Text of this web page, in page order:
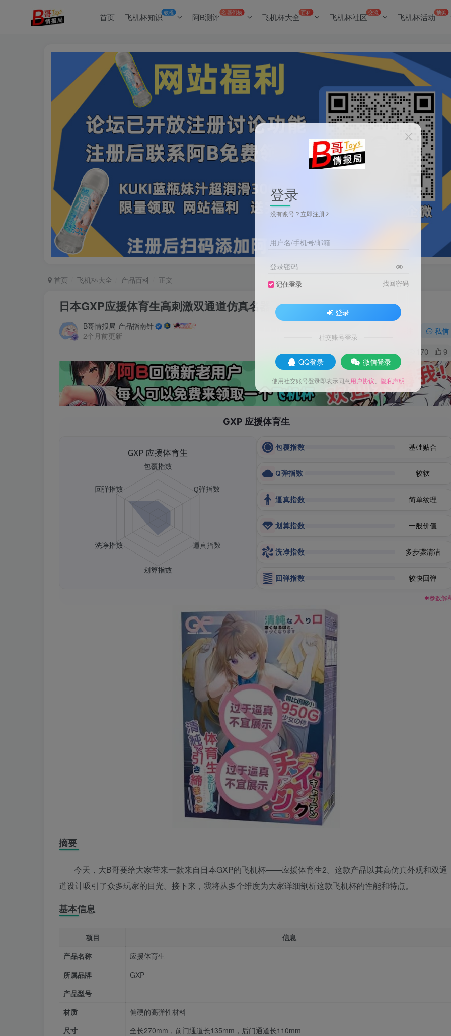
首页 飞机杯知识教程 阿B测评 名器倒模 飞机杯大全百科 飞机杯社区交流 飞机杯活动抽奖
首页 飞机杯大全 产品百科 正文
日本GXP应援体育生高刺激双通道仿真名器飞机杯测评报告
B哥情报局-产品指南针
2个月前更新
私信
170 9
GXP 应援体育生
包覆指数 基础贴合
Q弹指数 较软
逼真指数 简单纹理
划算指数 一般价值
洗净指数 多步骤清洁
回弹指数 较快回弹
✱参数解
摘要
今天，大B哥要给大家带来一款来自日本GXP的飞机杯——应援体育生2。这款产品以其高仿真外观和双通
道设计吸引了众多玩家的目光。接下来，我将从多个维度为大家详细剖析这款飞机杯的性能和特点。
基本信息
项目
信息
产品名称
应援体育生
所属品牌
GXP
产品型号
材质
偏硬的高弹性材料
尺寸
全长270mm，前门通道长135mm，后门通道长110mm
登录
没有账号？立即注册
用户名/手机号/邮箱
登录密码
记住登录 找回密码
登录
社交账号登录
QQ登录 微信登录
使用社交账号登录即表示同意用户协议 隐私声明